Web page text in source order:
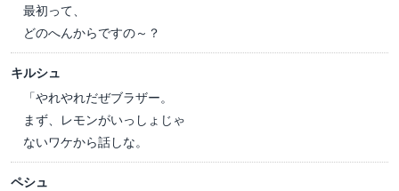
最初って、
どのへんからですの～？
キルシュ
「やれやれだぜブラザー。
まず、レモンがいっしょじゃ
ないワケから話しな。
ペシュ